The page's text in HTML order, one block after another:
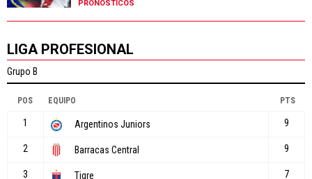
PRONÓSTICOS
LIGA PROFESIONAL